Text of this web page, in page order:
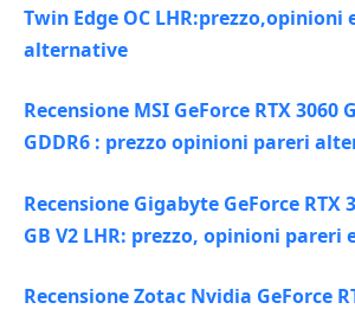
Twin Edge OC LHR:prezzo,opinioni
alternative
Recensione MSI GeForce RTX 3060
GDDR6 : prezzo opinioni pareri
Recensione Gigabyte GeForce RTX
GB V2 LHR: prezzo, opinioni
Recensione Zotac Nvidia GeForce